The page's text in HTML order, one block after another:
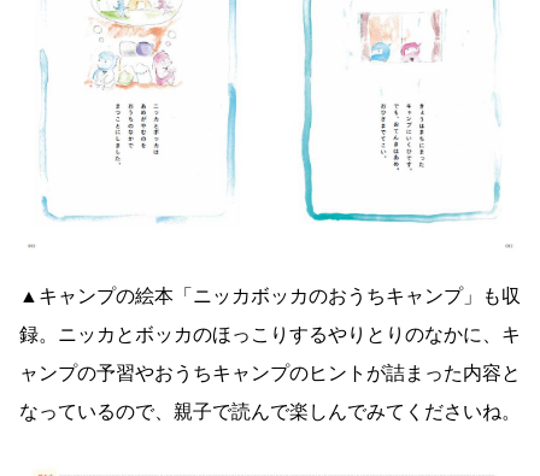
▲キャンプの絵本「ニッカボッカのおうちキャンプ」も収
録。ニッカとボッカのほっこりするやりとりのなかに、キ
ャンプの予習やおうちキャンプのヒントが詰まった内容と
なっているので、親子で読んで楽しんでみてくださいね。